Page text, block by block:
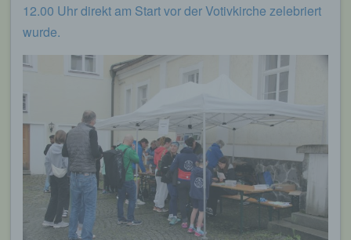
12.00 Uhr direkt am Start vor der Votivkirche zelebriert
wurde.